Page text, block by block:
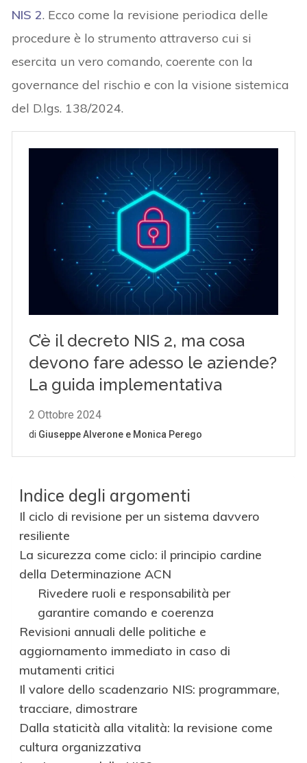
NIS 2. Ecco come la revisione periodica delle
procedure è lo strumento attraverso cui si
esercita un vero comando, coerente con la
governance del rischio e con la visione sistemica
del D.lgs. 138/2024.
Indice degli argomenti
Il ciclo di revisione per un sistema davvero
resiliente
La sicurezza come ciclo: il principio cardine
della Determinazione ACN
Rivedere ruoli e responsabilità per
garantire comando e coerenza
Revisioni annuali delle politiche e
aggiornamento immediato in caso di
mutamenti critici
Il valore dello scadenzario NIS: programmare,
tracciare, dimostrare
Dalla staticità alla vitalità: la revisione come
cultura organizzativa